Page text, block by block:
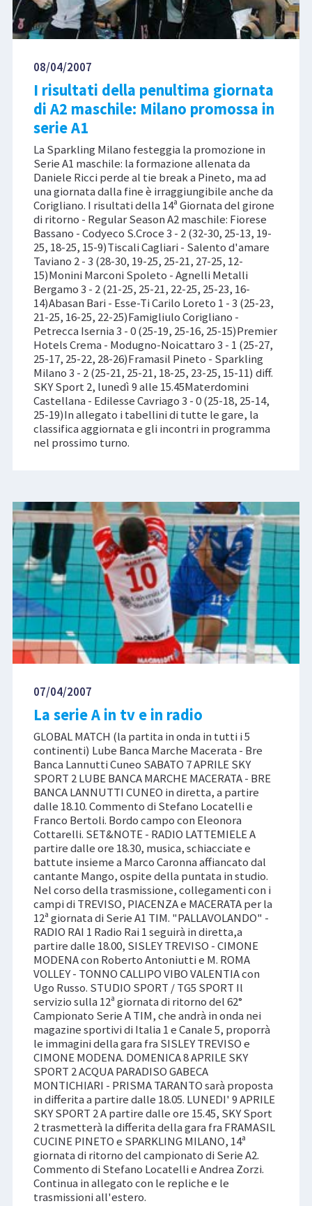
08/04/2007
I risultati della penultima giornata
di A2 maschile: Milano promossa in
serie A1
La Sparkling Milano festeggia la promozione in
Serie A1 maschile: la formazione allenata da
Daniele Ricci perde al tie break a Pineto, ma ad
una giornata dalla fine è irraggiungibile anche da
Corigliano. I risultati della 14ª Giornata del girone
di ritorno - Regular Season A2 maschile: Fiorese
Bassano - Codyeco S.Croce 3 - 2 (32-30, 25-13, 19-
25, 18-25, 15-9)Tiscali Cagliari - Salento d'amare
Taviano 2 - 3 (28-30, 19-25, 25-21, 27-25, 12-
15)Monini Marconi Spoleto - Agnelli Metalli
Bergamo 3 - 2 (21-25, 25-21, 22-25, 25-23, 16-
14)Abasan Bari - Esse-Ti Carilo Loreto 1 - 3 (25-23,
21-25, 16-25, 22-25)Famigliulo Corigliano -
Petrecca Isernia 3 - 0 (25-19, 25-16, 25-15)Premier
Hotels Crema - Modugno-Noicattaro 3 - 1 (25-27,
25-17, 25-22, 28-26)Framasil Pineto - Sparkling
Milano 3 - 2 (25-21, 25-21, 18-25, 23-25, 15-11) diff.
SKY Sport 2, lunedì 9 alle 15.45Materdomini
Castellana - Edilesse Cavriago 3 - 0 (25-18, 25-14,
25-19)In allegato i tabellini di tutte le gare, la
classifica aggiornata e gli incontri in programma
nel prossimo turno.
07/04/2007
La serie A in tv e in radio
GLOBAL MATCH (la partita in onda in tutti i 5
continenti) Lube Banca Marche Macerata - Bre
Banca Lannutti Cuneo SABATO 7 APRILE SKY
SPORT 2 LUBE BANCA MARCHE MACERATA - BRE
BANCA LANNUTTI CUNEO in diretta, a partire
dalle 18.10. Commento di Stefano Locatelli e
Franco Bertoli. Bordo campo con Eleonora
Cottarelli. SET&NOTE - RADIO LATTEMIELE A
partire dalle ore 18.30, musica, schiacciate e
battute insieme a Marco Caronna affiancato dal
cantante Mango, ospite della puntata in studio.
Nel corso della trasmissione, collegamenti con i
campi di TREVISO, PIACENZA e MACERATA per la
12ª giornata di Serie A1 TIM. "PALLAVOLANDO" -
RADIO RAI 1 Radio Rai 1 seguirà in diretta,a
partire dalle 18.00, SISLEY TREVISO - CIMONE
MODENA con Roberto Antoniutti e M. ROMA
VOLLEY - TONNO CALLIPO VIBO VALENTIA con
Ugo Russo. STUDIO SPORT / TG5 SPORT Il
servizio sulla 12ª giornata di ritorno del 62°
Campionato Serie A TIM, che andrà in onda nei
magazine sportivi di Italia 1 e Canale 5, proporrà
le immagini della gara fra SISLEY TREVISO e
CIMONE MODENA. DOMENICA 8 APRILE SKY
SPORT 2 ACQUA PARADISO GABECA
MONTICHIARI - PRISMA TARANTO sarà proposta
in differita a partire dalle 18.05. LUNEDI' 9 APRILE
SKY SPORT 2 A partire dalle ore 15.45, SKY Sport
2 trasmetterà la differita della gara fra FRAMASIL
CUCINE PINETO e SPARKLING MILANO, 14ª
giornata di ritorno del campionato di Serie A2.
Commento di Stefano Locatelli e Andrea Zorzi.
Continua in allegato con le repliche e le
trasmissioni all'estero.